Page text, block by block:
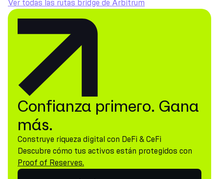
Ver todas las rutas bridge de Arbitrum
Confianza primero. Gana
más.
Construye riqueza digital con DeFi & CeFi
Descubre cómo tus activos están protegidos con
Proof of Reserves.